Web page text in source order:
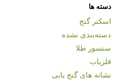
دسته ها
اسکنر گنج
دسته‌بندی نشده
سنسور طلا
فلزیاب
نشانه های گنج یابی